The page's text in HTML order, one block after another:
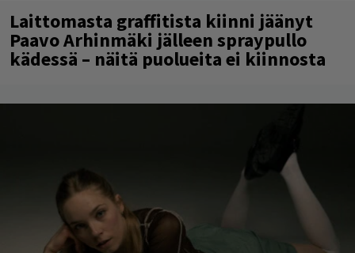
Laittomasta graffitista kiinni jäänyt
Paavo Arhinmäki jälleen spraypullo
kädessä – näitä puolueita ei kiinnosta